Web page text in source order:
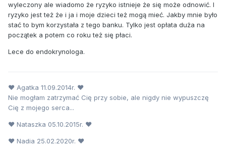
wyleczony ale wiadomo że ryzyko istnieje że się może odnowić. I
ryzyko jest też że i ja i moje dzieci też mogą mieć. Jakby mnie było
stać to bym korzystała z tego banku. Tylko jest opłata duża na
początek a potem co roku też się płaci.
Lece do endokrynologa.
♥ Agatka 11.09.2014r. ♥
Nie mogłam zatrzymać Cię przy sobie, ale nigdy nie wypuszczę
Cię z mojego serca...
♥ Nataszka 05.10.2015r. ♥
♥ Nadia 25.02.2020r. ♥